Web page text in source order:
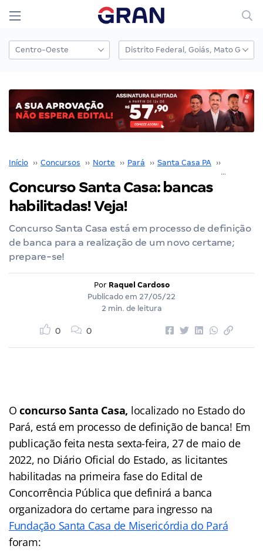
Início ›› Concursos ›› Norte ›› Pará ›› Santa Casa PA ››
Concurso Santa Casa: bancas
habilitadas! Veja!
Concurso Santa Casa está em processo de definição
de banca para a realização de um novo certame;
prepare-se!
Por Raquel Cardoso
Publicado em 27/05/22
2 min. de leitura
0 0
Oconcurso Santa Casa, localizado no Estado do
Pará, está em processo de definição de banca! Em
publicação feita nesta sexta-feira, 27 de maio de
2022, no Diário Oficial do Estado, as licitantes
habilitadas na primeira fase do Edital de
Concorrência Pública que definirá a banca
organizadora do certame para ingresso na
Fundação Santa Casa de Misericórdia do Pará
foram: